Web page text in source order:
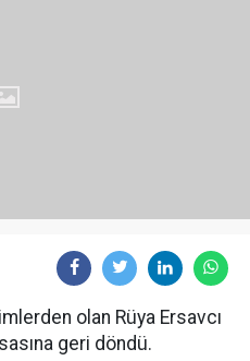
olan Rüya Ersavcı
geri döndü.